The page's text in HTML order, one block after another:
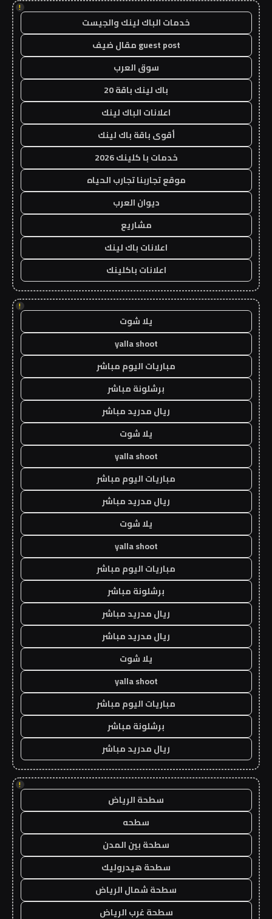
!
خدمات الباك لينك والجيست
guest post مقال ضيف
سوق العرب
باك لينك باقة 20
اعلانات الباك لينك
أقوى باقة باك لينك
خدمات با كلينك 2026
موقع تجاربنا تجارب الحياه
ديوان العرب
مشاريع
اعلانات باك لينك
اعلانات باكلينك
!
يلا شوت
yalla shoot
مباريات اليوم مباشر
برشلونة مباشر
ريال مدريد مباشر
يلا شوت
yalla shoot
مباريات اليوم مباشر
ريال مدريد مباشر
يلا شوت
yalla shoot
مباريات اليوم مباشر
برشلونة مباشر
ريال مدريد مباشر
ريال مدريد مباشر
يلا شوت
yalla shoot
مباريات اليوم مباشر
برشلونة مباشر
ريال مدريد مباشر
!
سطحة الرياض
سطحه
سطحة بين المدن
سطحة هيدروليك
سطحة شمال الرياض
سطحة غرب الرياض